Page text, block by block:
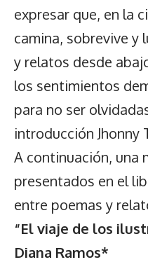
expresar que, en la
camina, sobrevive y
y relatos desde
los sentimientos
para no ser
introducción Jhonny
A continuación, una
presentados en el
entre poemas y
“El viaje de los
Diana Ramos*